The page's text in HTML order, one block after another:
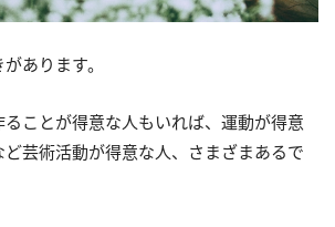
あります。
ことが得意な人もいれば、運動が得意
芸術活動が得意な人、さまざまあるで